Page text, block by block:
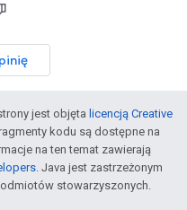
jest objęta licencją Creative
kodu są dostępne na
na ten temat zawierają
. Java jest zastrzeżonym
stowarzyszonych.